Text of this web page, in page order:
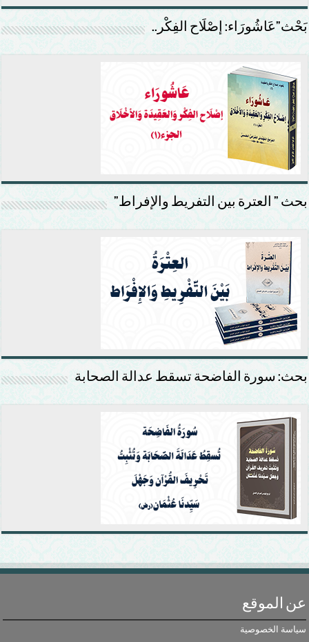
بَحْث”عَاشُورَاء: إصْلَاح الفِكْر..
بحث ” العترة بين التفريط والإفراط”
بحث: سورة الفاضحة تسقط عدالة الصحابة
عن الموقع
سياسة الخصوصية